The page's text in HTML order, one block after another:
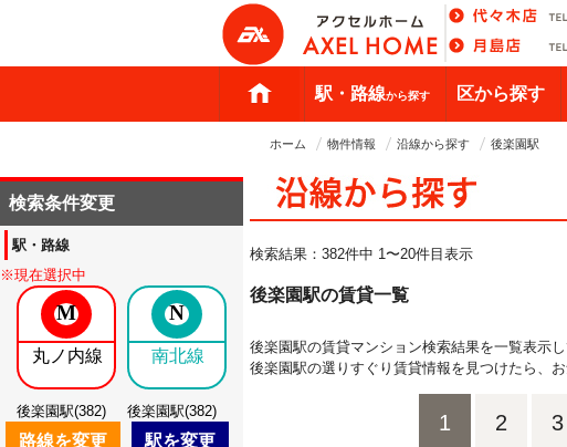
駅・路線から探す 区から探す
ホーム 物件情報 沿線から探す 後楽園駅
検索結果： 382件中 1〜20件目表示
後楽園駅の賃貸一覧
後楽園駅の賃貸マンション検索結果を一覧表示し
後楽園駅の選りすぐり賃貸情報を見つけたら、
1 2 3
検索条件変更
駅・路線
※現在選択中
M
丸ノ内線
後楽園駅(382)
N
南北線
後楽園駅(382)
路線を変更 駅を変更